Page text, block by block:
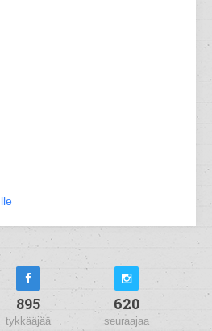
895
tykkääjää
620
seuraajaa